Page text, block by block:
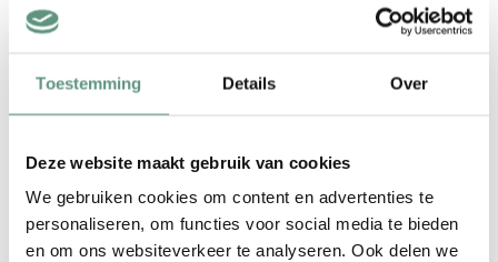
Toestemming Details Over
Deze website maakt gebruik van cookies
We gebruiken cookies om content en advertenties te
personaliseren, om functies voor social media te bieden
en om ons websiteverkeer te analyseren. Ook delen we
de vlag makkelijk af op de grootte van je
De maat 150×100 is een standaard maat
een Nederlandse vlag. Daarnaast heb je
bij deze geboortevlag ‘Ooievaar met
tweeling meisjes’ de keuze uit 3 toffe